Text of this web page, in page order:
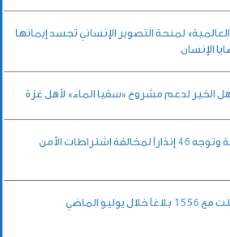
لمنحة التصوير الإنساني تجسد إيمانها
الإنسان
الخير لدعم مشروع «سقيا الماء» لأهل غزة
بلدية «حولي» تحرر مخالفة وتوجه 46 إنذاراً لمخالفة اشتراطات الأمن
الماضي